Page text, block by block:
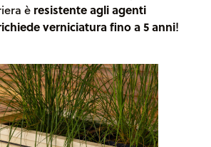
è resistente agli agenti
verniciatura fino a 5 anni!